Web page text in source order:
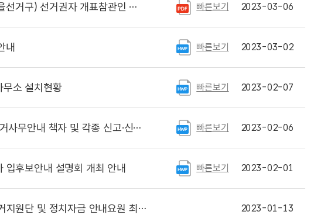
) 선거권자 개표참관인 신청 안내 빠른보기 2023-03-06
내 빠른보기 2023-03-02
무소 설치현황 빠른보기 2023-02-07
안내 책자 및 각종 신고·신청 서식 빠른보기 2023-02-06
입후보안내 설명회 개최 안내 빠른보기 2023-02-01
치자금 안내요원 최종 합격자 명단 공지 2023-01-13